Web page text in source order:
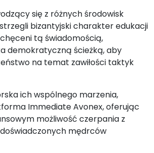
się z różnych środowisk
bizantyjski charakter edukacji
tą świadomością,
demokratyczną ścieżką, aby
na temat zawiłości taktyk
ich wspólnego marzenia,
Immediate Avonex, oferując
możliwość czerpania z
mędrców